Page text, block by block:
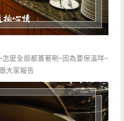
麼全部都蓋著咧~因為要保溫咩~
大家報告